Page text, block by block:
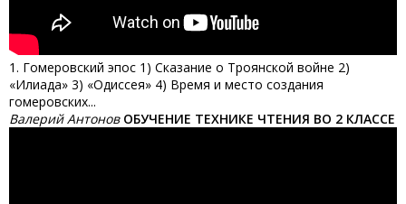
1. Гомеровский эпос 1) Сказание о Троянской войне 2)
«Илиада» 3) «Одиссея» 4) Время и место создания
гомеровских...
Валерий Антонов ОБУЧЕНИЕ ТЕХНИКЕ ЧТЕНИЯ ВО 2 КЛАССЕ